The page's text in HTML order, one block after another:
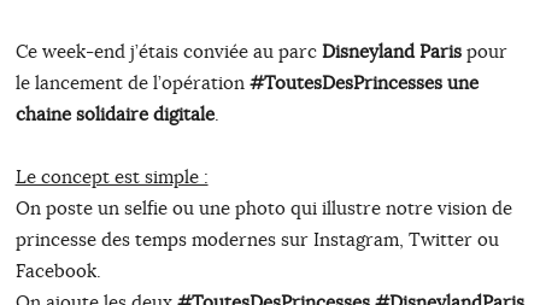
Ce week-end j’étais conviée au parc Disneyland Parispour
le lancement de l’opération #ToutesDesPrincesses une
chaine solidaire digitale.
Le concept est simple :
On poste un selfie ou une photo qui illustre notre vision de
princesse des temps modernes sur Instagram, Twitter ou
Facebook.